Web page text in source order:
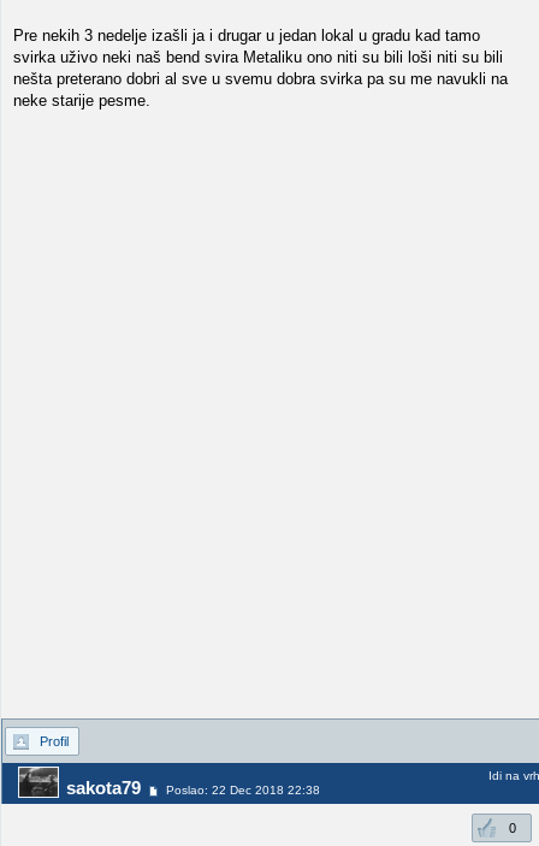
Pre nekih 3 nedelje izašli ja i drugar u jedan lokal u gradu kad tamo
svirka uživo neki naš bend svira Metaliku ono niti su bili loši niti su bili
nešta preterano dobri al sve u svemu dobra svirka pa su me navukli na
neke starije pesme.
Profil
sakota79 Poslao: 22 Dec 2018 22:38
Idi na vrh
0